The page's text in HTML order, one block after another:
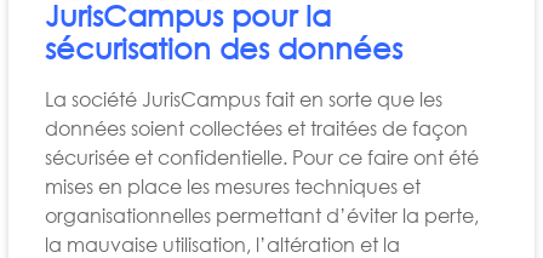
JurisCampus pour la
sécurisation des données
La société JurisCampus fait en sorte que les
données soient collectées et traitées de façon
sécurisée et confidentielle. Pour ce faire ont été
mises en place les mesures techniques et
organisationnelles permettant d’éviter la perte,
la mauvaise utilisation, l’altération et la